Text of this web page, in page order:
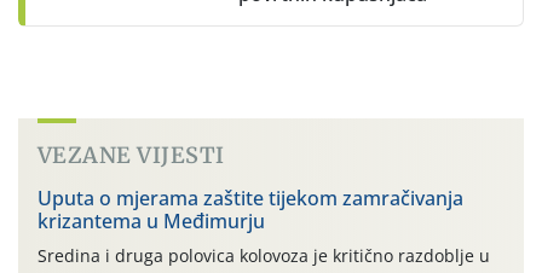
VEZANE VIJESTI
Uputa o mjerama zaštite tijekom zamračivanja
krizantema u Međimurju
Sredina i druga polovica kolovoza je kritično razdoblje u